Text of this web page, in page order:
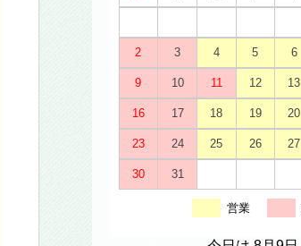
2 3 4 5 6
9 10 11 12 13
16 17 18 19 20
23 24 25 26 27
30 31
営業